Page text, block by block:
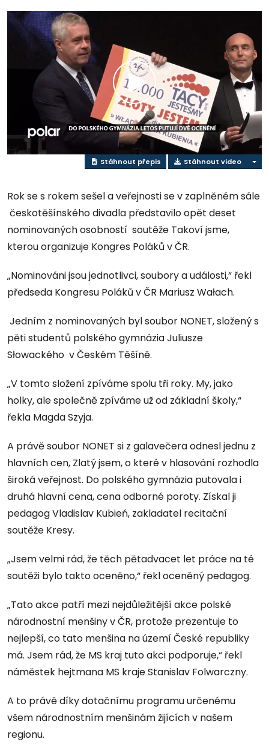
Přehrát
video
Stáhnout přepis Stáhnout video
Rok se s rokem sešel a veřejnosti se v zaplněném sále
českotěšínského divadla představilo opět deset
nominovaných osobností soutěže Takoví jsme,
kterou organizuje Kongres Poláků v ČR.
„Nominováni jsou jednotlivci, soubory a události,“ řekl
předseda Kongresu Poláků v ČR Mariusz Wałach.
Jedním z nominovaných byl soubor NONET, složený s
pěti studentů polského gymnázia Juliusze
Słowackého v Českém Těšíně.
„V tomto složení zpíváme spolu tři roky. My, jako
holky, ale společně zpíváme už od základní školy,“
řekla Magda Szyja.
A právě soubor NONET si z galavečera odnesl jednu z
hlavních cen, Zlatý jsem, o které v hlasování rozhodla
široká veřejnost. Do polského gymnázia putovala i
druhá hlavní cena, cena odborné poroty. Získal ji
pedagog Vladislav Kubień, zakladatel recitační
soutěže Kresy.
„Jsem velmi rád, že těch pětadvacet let práce na té
soutěži bylo takto oceněno,“ řekl oceněný pedagog.
„Tato akce patří mezi nejdůležitější akce polské
národnostní menšiny v ČR, protože prezentuje to
nejlepší, co tato menšina na území České republiky
má. Jsem rád, že MS kraj tuto akci podporuje,“ řekl
náměstek hejtmana MS kraje Stanislav Folwarczny.
A to právě díky dotačnímu programu určenému
všem národnostním menšinám žijících v našem
regionu.